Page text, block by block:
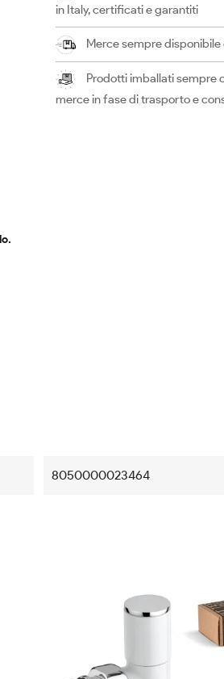
in Italy, certificati e garantiti
Merce sempre
Prodotti imballati sempre
merce in fase di trasporto e
8050000023464